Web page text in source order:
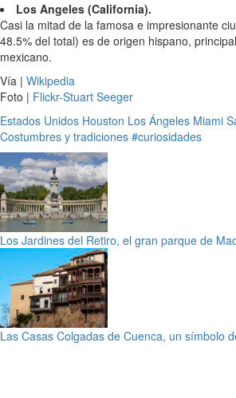
Los Angeles (California).
Casi la mitad de la famosa e impresionante
48.5% del total) es de origen hispano,
mexicano.
Vía | Wikipedia
Foto | Flickr-Stuart Seeger
Estados Unidos Houston Los Ángeles Miami
Costumbres y tradiciones #curiosidades
Los Jardines del Retiro, el gran parque de
Las Casas Colgadas de Cuenca, un símbolo